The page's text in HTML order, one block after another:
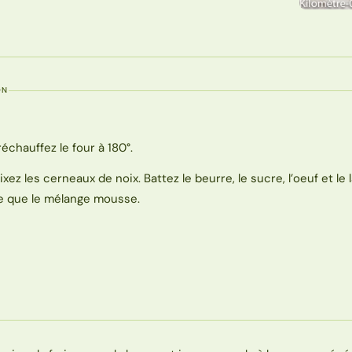
le four à 180°.
les cerneaux de noix. Battez le beurre, le sucre, l’oeuf et le
que le mélange mousse.